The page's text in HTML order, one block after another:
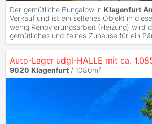
Der gemütliche Bungalow in Klagenfurt
Verkauf und ist ein seltenes Objekt in
wenig Renovierungsarbeit (Heizung) wird
gemütliches und feines Zuhause für ein
9020 Klagenfurt / 1080m²